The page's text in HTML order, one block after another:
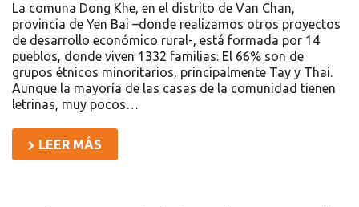
La comuna Dong Khe, en el distrito de Van Chan,
provincia de Yen Bai –donde realizamos otros proyectos
de desarrollo económico rural-, está formada por 14
pueblos, donde viven 1332 familias. El 66% son de
grupos étnicos minoritarios, principalmente Tay y Thai.
Aunque la mayoría de las casas de la comunidad tienen
letrinas, muy pocos…
LEER MÁS